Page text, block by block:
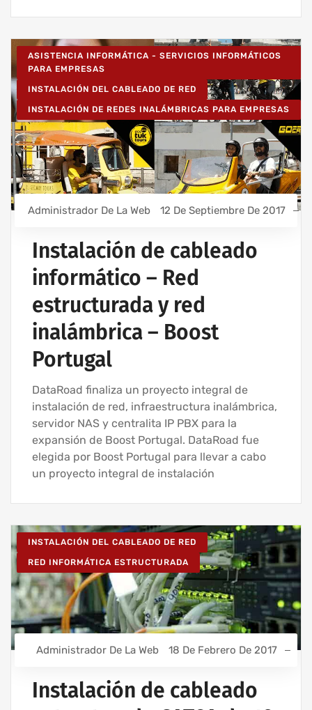
ASISTENCIA INFORMÁTICA - SERVICIOS INFORMÁTICOS
PARA EMPRESAS
INSTALACIÓN DEL CABLEADO DE RED
INSTALACIÓN DE REDES INALÁMBRICAS PARA EMPRESAS
Administrador De La Web 12 De Septiembre De 2017
Instalación de cableado
informático – Red
estructurada y red
inalámbrica – Boost
Portugal
DataRoad finaliza un proyecto integral de
instalación de red, infraestructura inalámbrica,
servidor NAS y centralita IP PBX para la
expansión de Boost Portugal. DataRoad fue
elegida por Boost Portugal para llevar a cabo
un proyecto integral de instalación
INSTALACIÓN DEL CABLEADO DE RED
RED INFORMÁTICA ESTRUCTURADA
Administrador De La Web 18 De Febrero De 2017
Instalación de cableado